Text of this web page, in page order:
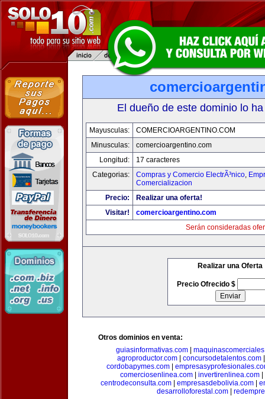
El dueño de este dominio lo
Mayusculas:
COMERCIOARGENTINO.COM
Minusculas:
comercioargentino.com
Longitud:
17 caracteres
Categorias:
Compras y Comercio ElectrÃ³nico,
Comercializacion
Precio:
Realizar una oferta!
Visitar!
comercioargentino.com
Serán consideradas
Realizar una Oferta
Precio Ofrecido $
Otros dominios en venta:
guiasinformativas.com
agroproductor.com
concursodetalentos.com
cordobapymes.com|
comerciosenlinea.com
invertirenlinea.com
centrodeconsulta.com
empresasdebolivia.com
desarrolloforestal.com